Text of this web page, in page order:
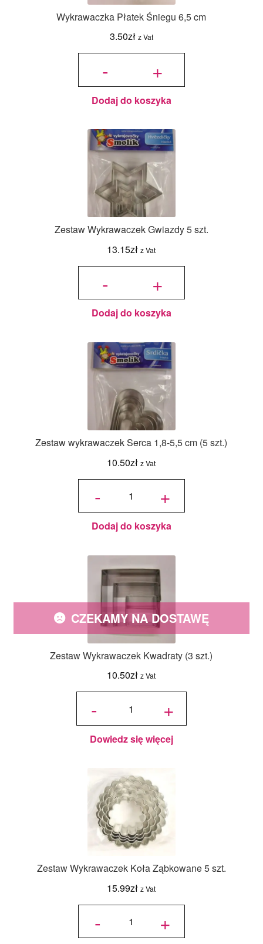
Wykrawaczka Płatek Śniegu 6,5 cm
3.50zł z Vat
-
ilość
Śniegu 6,5
cm +
Dodaj do koszyka
Zestaw Wykrawaczek Gwiazdy 5 szt.
13.15zł z Vat
-
ilość Zestaw
szt. +
Dodaj do koszyka
Zestaw wykrawaczek Serca 1,8-5,5 cm (5 szt.)
10.50zł z Vat
-
ilość Zestaw
Serca 1,8-5,5
cm (5 szt.) +
Dodaj do koszyka
Zestaw Wykrawaczek Kwadraty (3 szt.)
10.50zł z Vat
CZEKAMY NA DOSTAWĘ
-
ilość Zestaw
+
Dowiedz się więcej
Zestaw Wykrawaczek Koła Ząbkowane 5 szt.
15.99zł z Vat
-
ilość Zestaw
Ząbkowane 5 +